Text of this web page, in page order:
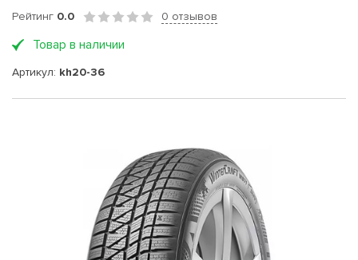
Рейтинг 0.0 0 отзывов
Товар в наличии
Артикул: kh20-36